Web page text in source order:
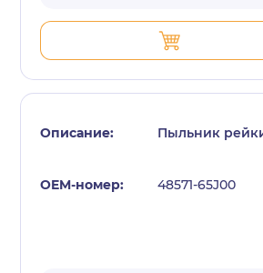
Пыльник
48571-65J00